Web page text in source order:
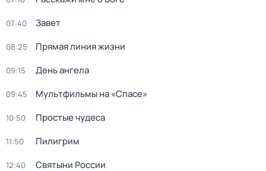
07:40 Завет
08:25 Прямая линия жизни
09:15 День ангела
09:45 Мультфильмы на «Спасе»
10:50 Простые чудеса
11:50 Пилигрим
12:40 Святыни России